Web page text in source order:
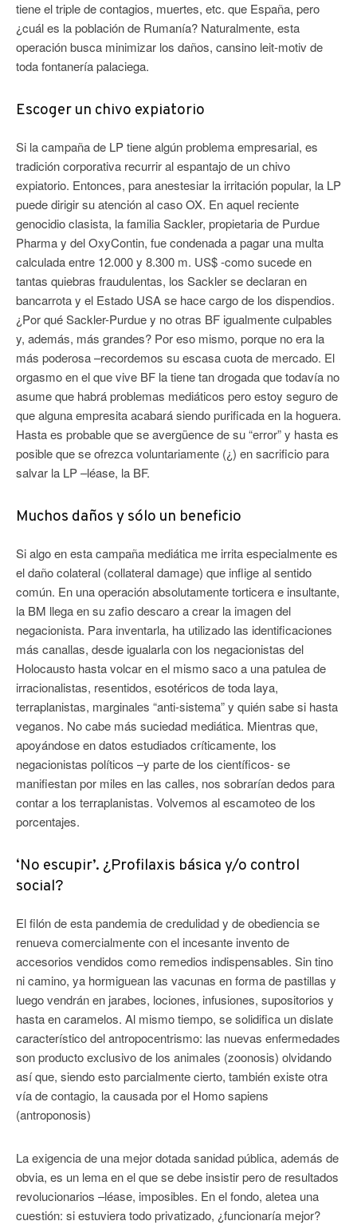
tiene el triple de contagios, muertes, etc. que España, pero
¿cuál es la población de Rumanía? Naturalmente, esta
operación busca minimizar los daños, cansino leit-motiv de
toda fontanería palaciega.
Escoger un chivo expiatorio
Si la campaña de LP tiene algún problema empresarial, es
tradición corporativa recurrir al espantajo de un chivo
expiatorio. Entonces, para anestesiar la irritación popular, la LP
puede dirigir su atención al caso OX. En aquel reciente
genocidio clasista, la familia Sackler, propietaria de Purdue
Pharma y del OxyContin, fue condenada a pagar una multa
calculada entre 12.000 y 8.300 m. US$ -como sucede en
tantas quiebras fraudulentas, los Sackler se declaran en
bancarrota y el Estado USA se hace cargo de los dispendios.
¿Por qué Sackler-Purdue y no otras BF igualmente culpables
y, además, más grandes? Por eso mismo, porque no era la
más poderosa –recordemos su escasa cuota de mercado. El
orgasmo en el que vive BF la tiene tan drogada que todavía no
asume que habrá problemas mediáticos pero estoy seguro de
que alguna empresita acabará siendo purificada en la hoguera.
Hasta es probable que se avergüence de su “error” y hasta es
posible que se ofrezca voluntariamente (¿) en sacrificio para
salvar la LP –léase, la BF.
Muchos daños y sólo un beneficio
Si algo en esta campaña mediática me irrita especialmente es
el daño colateral (collateral damage) que inflige al sentido
común. En una operación absolutamente torticera e insultante,
la BM llega en su zafio descaro a crear la imagen del
negacionista. Para inventarla, ha utilizado las identificaciones
más canallas, desde igualarla con los negacionistas del
Holocausto hasta volcar en el mismo saco a una patulea de
irracionalistas, resentidos, esotéricos de toda laya,
terraplanistas, marginales “anti-sistema” y quién sabe si hasta
veganos. No cabe más suciedad mediática. Mientras que,
apoyándose en datos estudiados críticamente, los
negacionistas políticos –y parte de los científicos- se
manifiestan por miles en las calles, nos sobrarían dedos para
contar a los terraplanistas. Volvemos al escamoteo de los
porcentajes.
‘No escupir’. ¿Profilaxis básica y/o control
social?
El filón de esta pandemia de credulidad y de obediencia se
renueva comercialmente con el incesante invento de
accesorios vendidos como remedios indispensables. Sin tino
ni camino, ya hormiguean las vacunas en forma de pastillas y
luego vendrán en jarabes, lociones, infusiones, supositorios y
hasta en caramelos. Al mismo tiempo, se solidifica un dislate
característico del antropocentrismo: las nuevas enfermedades
son producto exclusivo de los animales (zoonosis) olvidando
así que, siendo esto parcialmente cierto, también existe otra
vía de contagio, la causada por el Homo sapiens
(antroponosis)
La exigencia de una mejor dotada sanidad pública, además de
obvia, es un lema en el que se debe insistir pero de resultados
revolucionarios –léase, imposibles. En el fondo, aletea una
cuestión: si estuviera todo privatizado, ¿funcionaría mejor?